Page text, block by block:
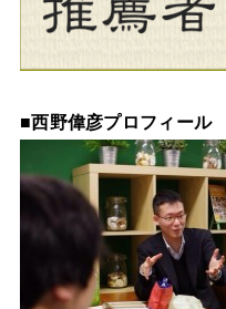
■西野偉彦プロフィール